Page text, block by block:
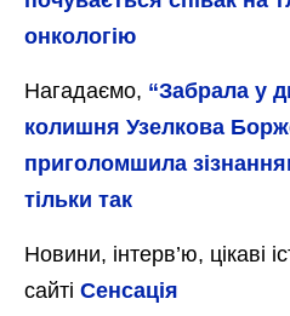
онкологію
Нагадаємо, “Забрала у
колишня Узелкова
приголомшила
тільки так
Новини, інтерв’ю, цікаві
сайті Сенсація